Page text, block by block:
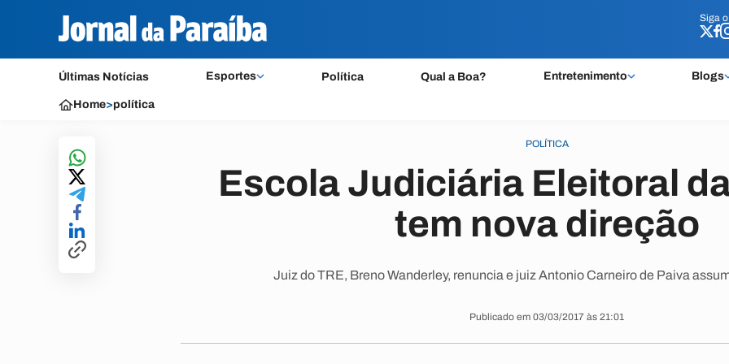
Siga o
Últimas Notícias Esportes Política Qual a Boa? Entretenimento Blogs
Siga o
Home>política
POLÍTICA
Escola Judiciária Eleitoral
tem nova direção
Juiz do TRE, Breno Wanderley, renuncia e juiz Antonio Carneiro de Paiva
Publicado em 03/03/2017 às 21:01